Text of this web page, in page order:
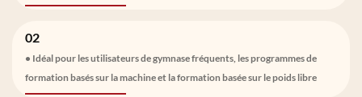
02
• Idéal pour les utilisateurs de gymnase fréquents, les programmes de
formation basés sur la machine et la formation basée sur le poids libre